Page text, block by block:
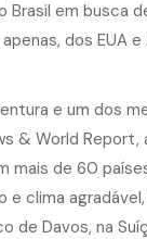
em busca
dos EUA
e um dos
& World
mais de 60
e clima
de Davos, na